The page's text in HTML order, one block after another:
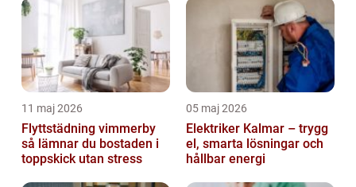
11 maj 2026
Flyttstädning vimmerby
så lämnar du bostaden i
toppskick utan stress
05 maj 2026
Elektriker Kalmar – trygg
el, smarta lösningar och
hållbar energi